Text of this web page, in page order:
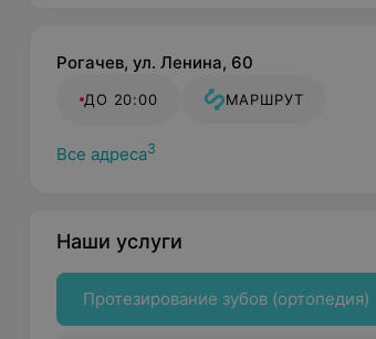
Рогачев, ул. Ленина, 60
ДО 20:00 МАРШРУТ
Все адреса3
Наши услуги
Протезирование зубов (ортопедия)